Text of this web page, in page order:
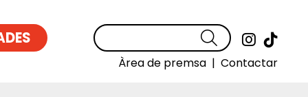
Link a
Cercar
Àrea de premsa | Contactar